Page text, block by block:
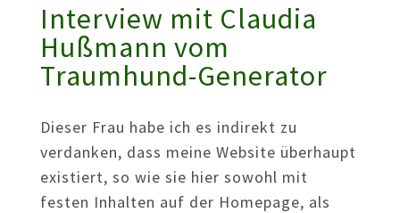
Interview mit Claudia
Hußmann vom
Traumhund-Generator
Dieser Frau habe ich es indirekt zu
verdanken, dass meine Website überhaupt
existiert, so wie sie hier sowohl mit
festen Inhalten auf der Homepage, als